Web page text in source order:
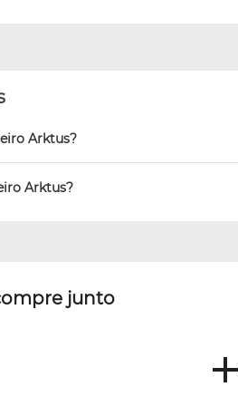
Arktus?
Arktus?
junto